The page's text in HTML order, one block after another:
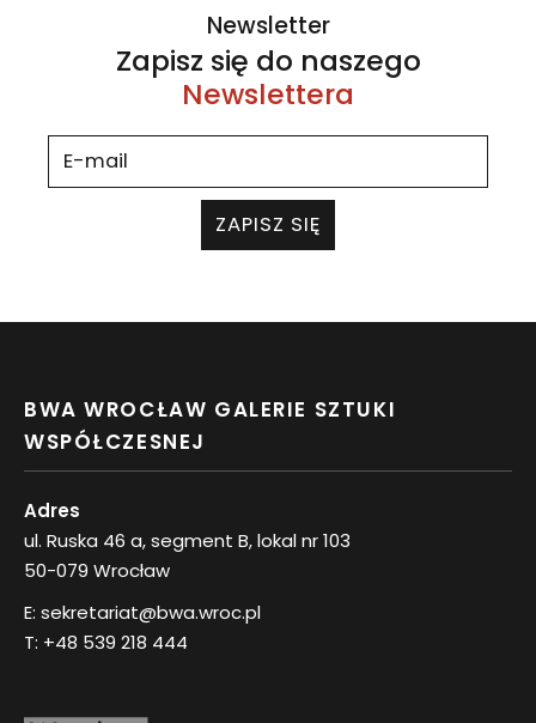
Newsletter
Zapisz się do naszego
Newslettera
ZAPISZ SIĘ
BWA WROCŁAW GALERIE SZTUKI
WSPÓŁCZESNEJ
Adres
ul. Ruska 46 a, segment B, lokal nr 103
50-079 Wrocław
E: sekretariat@bwa.wroc.pl
T: +48 539 218 444